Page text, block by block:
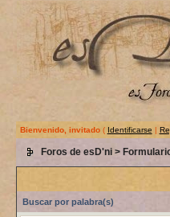
Bienvenido, invitado( Identificarse |
Foros de esD'ni>
Buscar por palabra(s)